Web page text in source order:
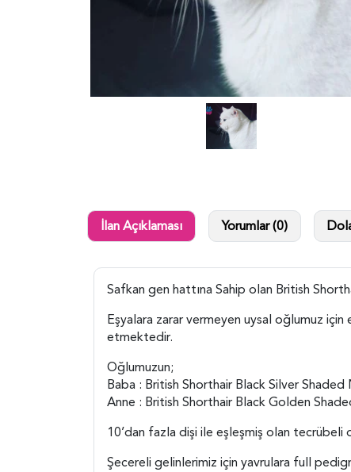
İlan Açıklaması Yorumlar (0)
Safkan gen hattına Sahip olan British
Eşyalara zarar vermeyen uysal oğlumuz için
etmektedir.
Oğlumuzun;
Baba : British Shorthair Black Silver Shaded
Anne : British Shorthair Black Golden
10’dan fazla dişi ile eşleşmiş olan
Şecereli gelinlerimiz için yavrulara full